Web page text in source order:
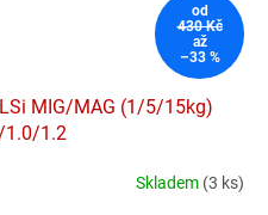
od
430 Kč
až
–33 %
MIG/MAG (1/5/15kg)
1.2
Skladem (3 ks)